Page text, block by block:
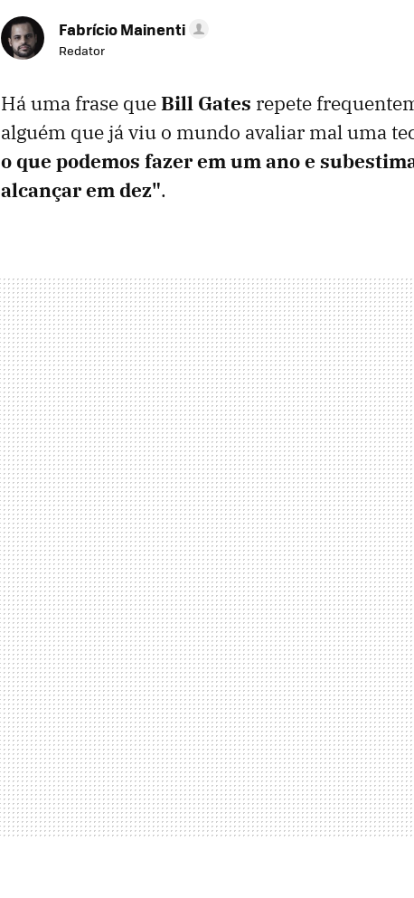
Fabrício Mainenti
Redator
Há uma frase queBill Gates repete
alguém que já viu o mundo avaliar mal uma
o que podemos fazer em um ano e
alcançar em dez".